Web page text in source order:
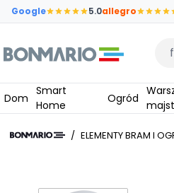
Przejdź do głównej zawartości strony
Google 5.0allegro
Dom
Smart
Home
Ogród
Warsztat i
/ ELEMENTY BRAM I